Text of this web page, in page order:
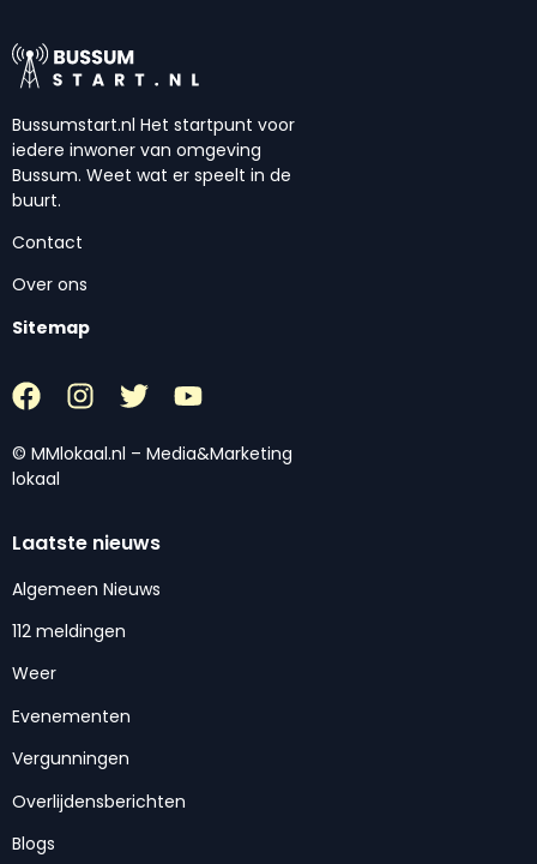
Bussumstart.nl Het startpunt voor
iedere inwoner van omgeving
Bussum. Weet wat er speelt in de
buurt.
Contact
Over ons
Sitemap
© MMlokaal.nl – Media&Marketing
lokaal
Laatste nieuws
Algemeen Nieuws
112 meldingen
Weer
Evenementen
Vergunningen
Overlijdensberichten
Blogs